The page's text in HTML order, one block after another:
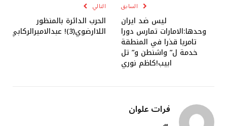
السابق
ليس ضد ايران
وحدها:الامارات تمارس دورا
تامريا قذرا في المنطقة
خدمة ل” واشنطن و” تل
ابيب!كاظم نوري
التالي
الحرب الدائرة بالمنظور
اللاارضوي(3)! عبدالاميرالركابي
فرات علوان